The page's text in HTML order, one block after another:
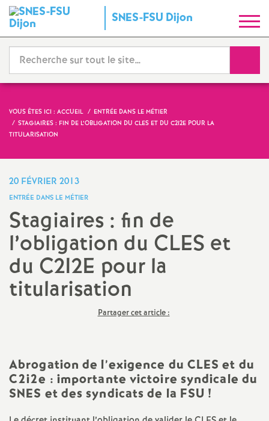
SNES-FSU Dijon
y
n
d
t
i
o
VOUS ÊTES ICI : ACCUEIL
ENTRÉE DANS LE MÉTIER
STAGIAIRES : FIN DE L’OBLIGATION DU CLES ET DU C2I2E POUR LA
TITULARISATION
20 FÉVRIER 2013
ENTRÉE DANS LE MÉTIER
Stagiaires : fin de
l’obligation du CLES et
du C2I2E pour la
titularisation
Partager cet article :
Abrogation de l’exigence du CLES et du
C2i2e : importante victoire syndicale du
SNES et des syndicats de la FSU !